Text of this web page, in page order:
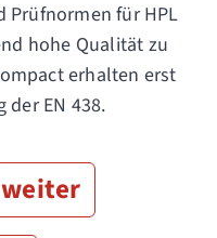
Prüfnormen für HPL
hohe Qualität zu
erhalten erst
EN 438.
weiter